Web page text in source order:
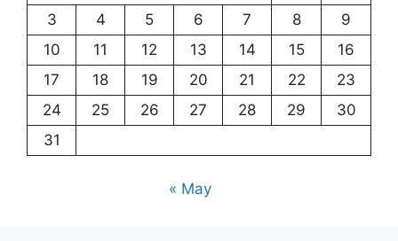
3
4 5 6 7 8
9
10
11 12 13 14 15
16
17
18 19 20 21 22
23
24
25 26 27 28 29
30
31
« May